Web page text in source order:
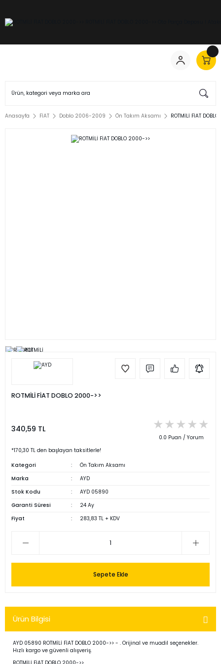
Anasayfa FİAT Doblo 2006-2009 Ön Takım Aksamı ROTMİLİ FİAT
ROTMİLİ FİAT DOBLO 2000->>
340,59 TL
0.0 Puan / Yorum
*170,30 TL den başlayan taksitlerle!
Kategori
Ön Takım Aksamı
Marka
AYD
Stok Kodu
AYD 05890
Garanti Süresi
24 Ay
Fiyat
283,83 TL + KDV
Sepete Ekle
Ürün Bilgisi
AYD 05890 ROTMİLİ FİAT DOBLO 2000->> - . Orijinal ve muadil seçenekler.
Hızlı kargo ve güvenli alışveriş.